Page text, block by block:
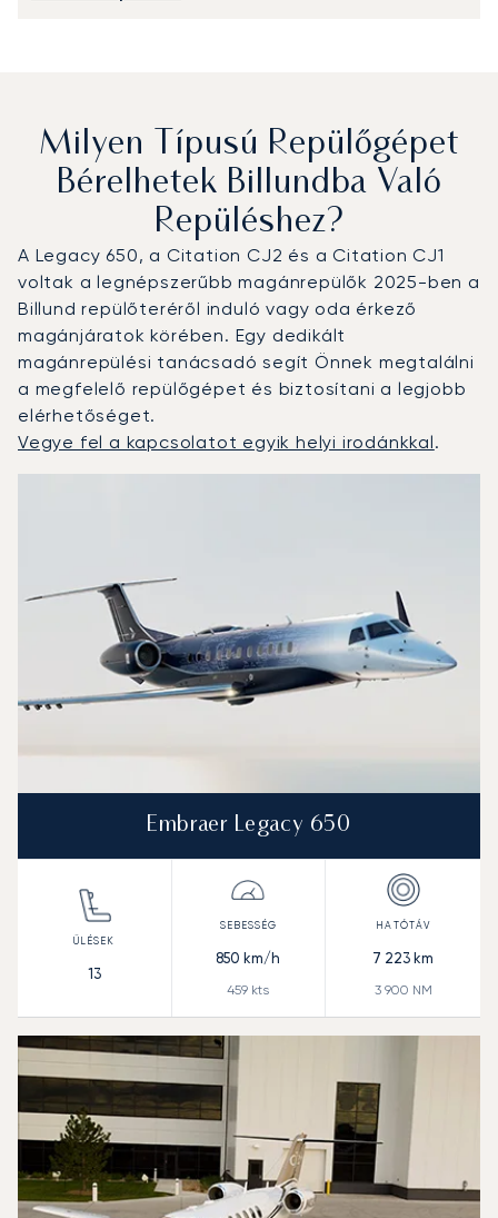
Milyen Típusú Repülőgépet
Bérelhetek Billundba Való
Repüléshez?
A Legacy 650, a Citation CJ2 és a Citation CJ1
voltak a legnépszerűbb magánrepülők 2025-ben a
Billund repülőteréről induló vagy oda érkező
magánjáratok körében. Egy dedikált
magánrepülési tanácsadó segít Önnek megtalálni
a megfelelő repülőgépet és biztosítani a legjobb
elérhetőséget.
Vegye fel a kapcsolatot egyik helyi irodánkkal.
Embraer Legacy 650
13
850 km/h
459 kts
7 223 km
3 900 NM